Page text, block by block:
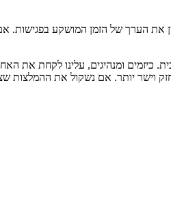
את הערך של הזמן המושקע
ומנהיגים, עלינו לקחת את
יותר. אם נשקול את ההמלצות